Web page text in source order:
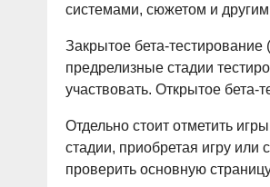
системами, сюжетом и
Закрытое бета-
предрелизные стадии
участвовать. Открытое бета-
Отдельно стоит отметить
стадии, приобретая игру или
проверить основную